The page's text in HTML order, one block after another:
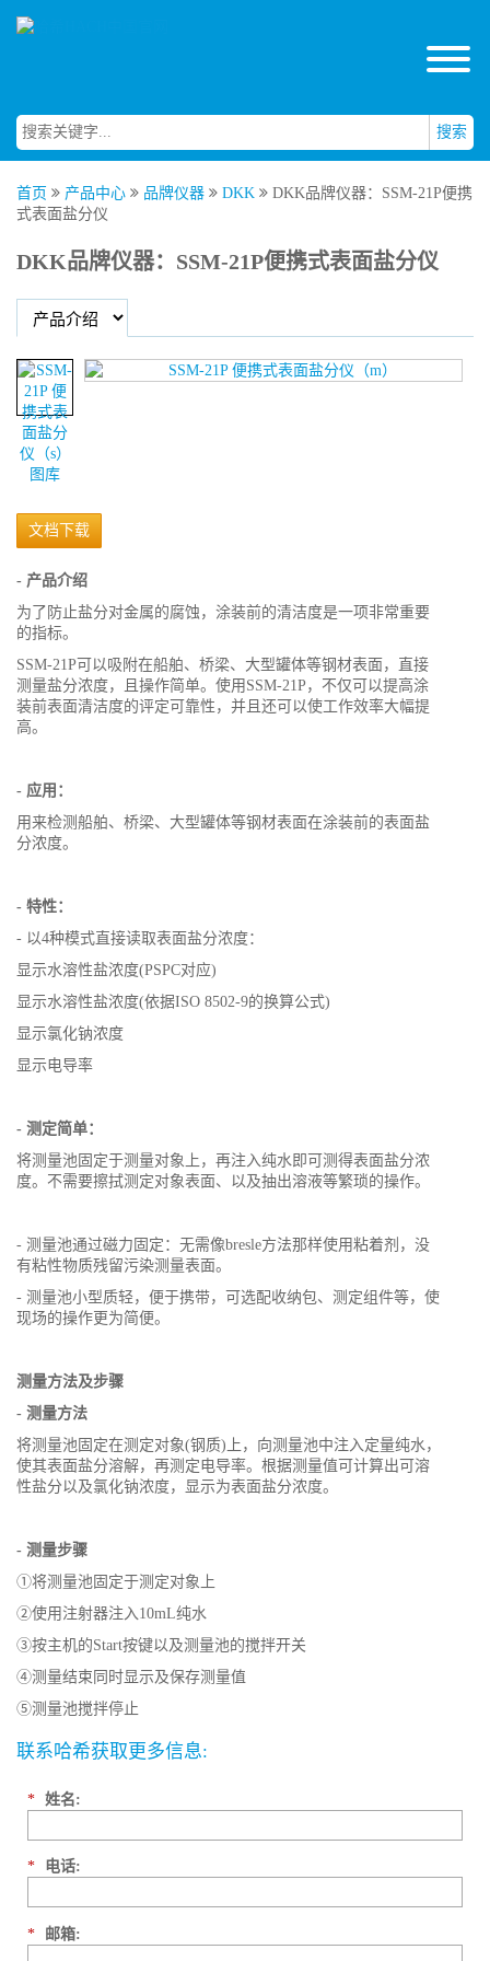
搜索
首页 产品中心 品牌仪器 DKK
DKK品牌仪器：SSM-21P便携
式表面盐分仪
DKK品牌仪器：SSM-21P便携式表面盐分仪
图库
文档下载
- 产品介绍
为了防止盐分对金属的腐蚀，涂装前的清洁度是一项非常重要
的指标。
SSM-21P可以吸附在船舶、桥梁、大型罐体等钢材表面，直接
测量盐分浓度，且操作简单。使用SSM-21P，不仅可以提高涂
装前表面清洁度的评定可靠性，并且还可以使工作效率大幅提
高。
- 应用：
用来检测船舶、桥梁、大型罐体等钢材表面在涂装前的表面盐
分浓度。
- 特性：
- 以4种模式直接读取表面盐分浓度：
显示水溶性盐浓度(PSPC对应)
显示水溶性盐浓度(依据ISO 8502-9的换算公式)
显示氯化钠浓度
显示电导率
- 测定简单：
将测量池固定于测量对象上，再注入纯水即可测得表面盐分浓
度。不需要擦拭测定对象表面、以及抽出溶液等繁琐的操作。
- 测量池通过磁力固定：无需像bresle方法那样使用粘着剂，没
有粘性物质残留污染测量表面。
- 测量池小型质轻，便于携带，可选配收纳包、测定组件等，使
现场的操作更为简便。
测量方法及步骤
- 测量方法
将测量池固定在测定对象(钢质)上，向测量池中注入定量纯水，
使其表面盐分溶解，再测定电导率。根据测量值可计算出可溶
性盐分以及氯化钠浓度，显示为表面盐分浓度。
- 测量步骤
①将测量池固定于测定对象上
②使用注射器注入10mL纯水
③按主机的Start按键以及测量池的搅拌开关
④测量结束同时显示及保存测量值
⑤测量池搅拌停止
联系哈希获取更多信息:
* 姓名:
* 电话:
* 邮箱: